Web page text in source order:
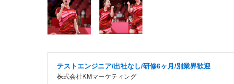
テストエンジニア/出社なし/研修6ヶ月/別業界歓迎
株式会社KMマーケティング